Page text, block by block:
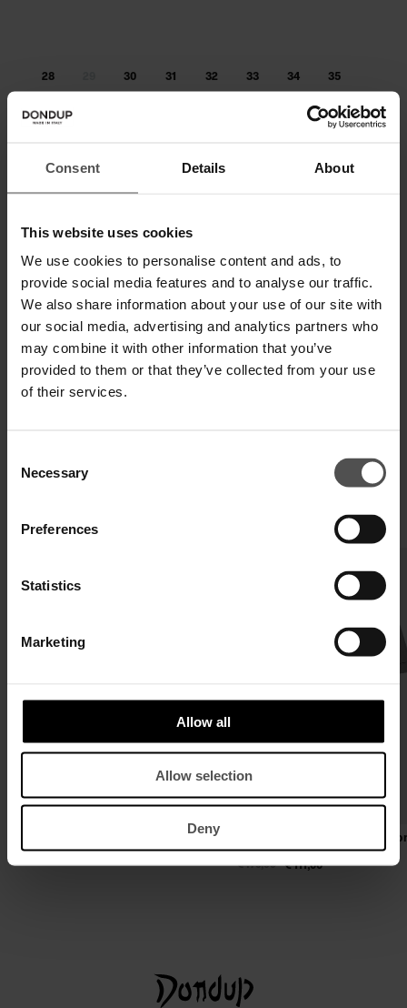
Consent Details About
This website uses cookies
We use cookies to personalise content and ads, to
provide social media features and to analyse our traffic.
We also share information about your use of our site with
our social media, advertising and analytics partners who
may combine it with other information that you’ve
provided to them or that they’ve collected from your use
of their services.
Selection
Necessary
Preferences
Statistics
Marketing
Allow all
Allow selection
Deny
28 30 31 32 33 34 35
36
SPEDIZIONE E RESO
SPECIFICHE TECNICHE
COMPLETA IL TUO LOOK
T-shirt girocollo regular in
cashmere
€ 111,00
€ 170,00